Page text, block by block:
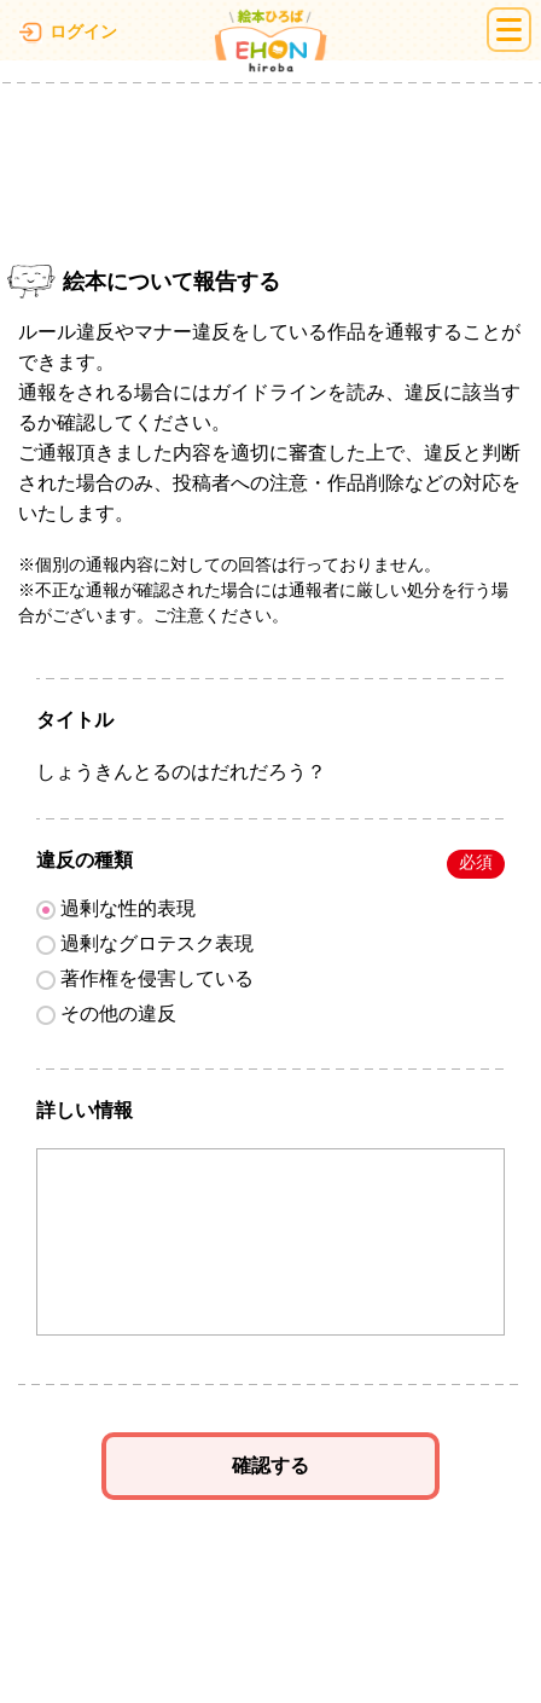
ログイン 絵本ひろば
絵本について報告する
ルール違反やマナー違反をしている作品を通報することが
できます。
通報をされる場合にはガイドラインを読み、違反に該当す
るか確認してください。
ご通報頂きました内容を適切に審査した上で、違反と判断
された場合のみ、投稿者への注意・作品削除などの対応を
いたします。
※個別の通報内容に対しての回答は行っておりません。
※不正な通報が確認された場合には通報者に厳しい処分を行う場
合がございます。ご注意ください。
タイトル
しょうきんとるのはだれだろう？
違反の種類 必須
過剰な性的表現
過剰なグロテスク表現
著作権を侵害している
その他の違反
詳しい情報
確認する